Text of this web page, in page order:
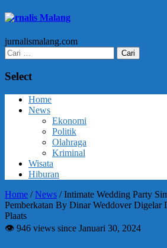
Jurnalis Malang
jurnalismalang.com
Cari
untuk:
Select
Home
News
Ekonomi
Politik
Olahraga
Kriminal
Wisata
Hiburan
Home /News /Intimate Wedding Party
Pemberkatan By Dinar Weddover Digelar
Plaats
👁 946 views since Januari 30, 2024